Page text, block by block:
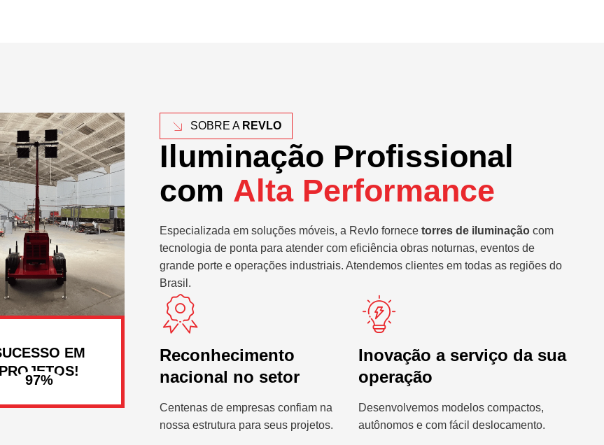
EM
PROJETOS!
SOBRE A REVLO
Iluminação Profissional
com Alta Performance
Especializada em soluções móveis, a Revlo fornece torres de iluminação com
tecnologia de ponta para atender com eficiência obras noturnas, eventos de
grande porte e operações industriais. Atendemos clientes em todas as regiões do
Brasil.
Reconhecimento
nacional no setor
Centenas de empresas confiam na
nossa estrutura para seus projetos.
Inovação a serviço da sua
operação
Desenvolvemos modelos compactos,
autônomos e com fácil deslocamento.